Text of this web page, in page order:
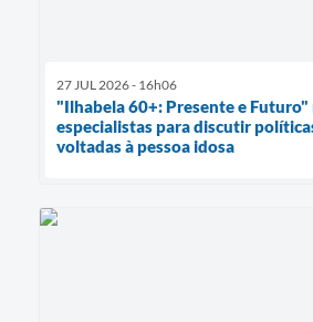
27 JUL 2026 - 16h06
"Ilhabela 60+: Presente e Futuro"
especialistas para discutir
voltadas à pessoa idosa